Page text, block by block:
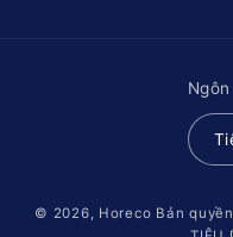
© 2026, Horeco Bản